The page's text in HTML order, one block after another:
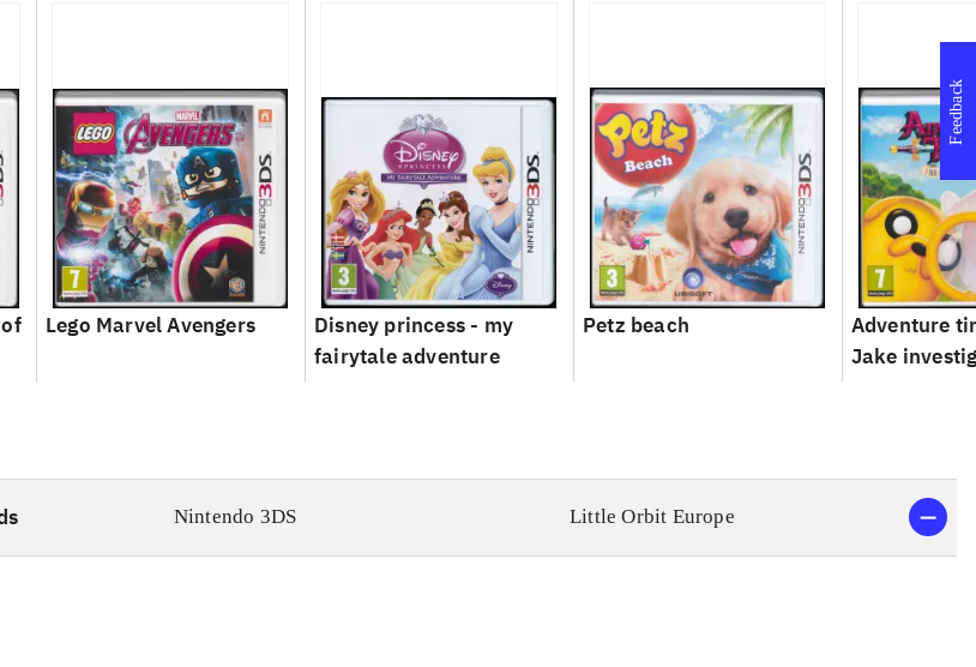
Lego Marvel Avengers
Disney princess - my
fairytale adventure
Petz beach
Adventure
Jake
Nintendo 3DS Little Orbit Europe
Feedback